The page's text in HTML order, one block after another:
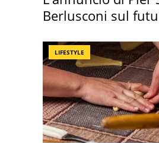
Berlusconi sul
LIFESTYLE